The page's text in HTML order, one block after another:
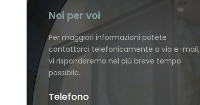
Noi per voi
Per maggiori informazioni potete
contattarci telefonicamente o via e-mail,
vi risponderemo nel più breve tempo
possibile.
Telefono